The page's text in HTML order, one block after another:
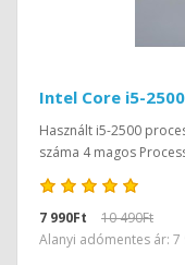
Intel Core i5-
Használt i5-2500
száma 4 magos
7 990Ft
10 490Ft
Alanyi adómentes ár: 7